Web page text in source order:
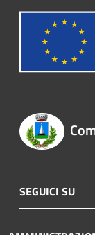
SEGUICI SU